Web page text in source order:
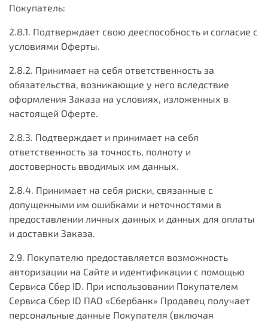
Покупатель:
2.8.1. Подтверждает свою дееспособность и согласие с
условиями Оферты.
2.8.2. Принимает на себя ответственность за
обязательства, возникающие у него вследствие
оформления Заказа на условиях, изложенных в
настоящей Оферте.
2.8.3. Подтверждает и принимает на себя
ответственность за точность, полноту и
достоверность вводимых им данных.
2.8.4. Принимает на себя риски, связанные с
допущенными им ошибками и неточностями в
предоставлении личных данных и данных для оплаты
и доставки Заказа.
2.9. Покупателю предоставляется возможность
авторизации на Сайте и идентификации с помощью
Сервиса Сбер ID. При использовании Покупателем
Сервиса Сбер ID ПАО «Сбербанк» Продавец получает
персональные данные Покупателя (включая